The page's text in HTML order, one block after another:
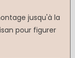
jusqu'à la
pour figurer